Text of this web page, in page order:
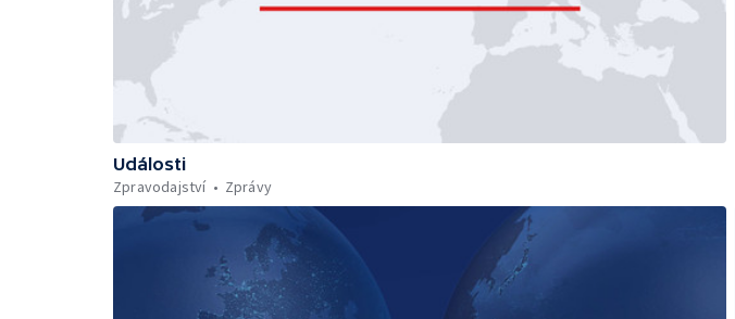
Události
Zpravodajství
Zprávy